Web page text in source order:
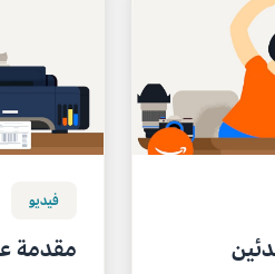
فيديو
مقدمة